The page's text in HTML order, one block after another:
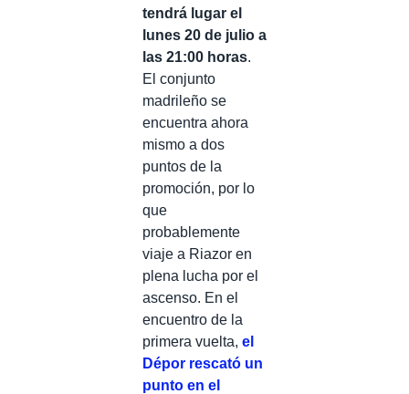
tendrá lugar el
lunes 20 de julio a
las 21:00 horas.
El conjunto
madrileño se
encuentra ahora
mismo a dos
puntos de la
promoción, por lo
que
probablemente
viaje a Riazor en
plena lucha por el
ascenso. En el
encuentro de la
primera vuelta, el
Dépor rescató un
punto en el